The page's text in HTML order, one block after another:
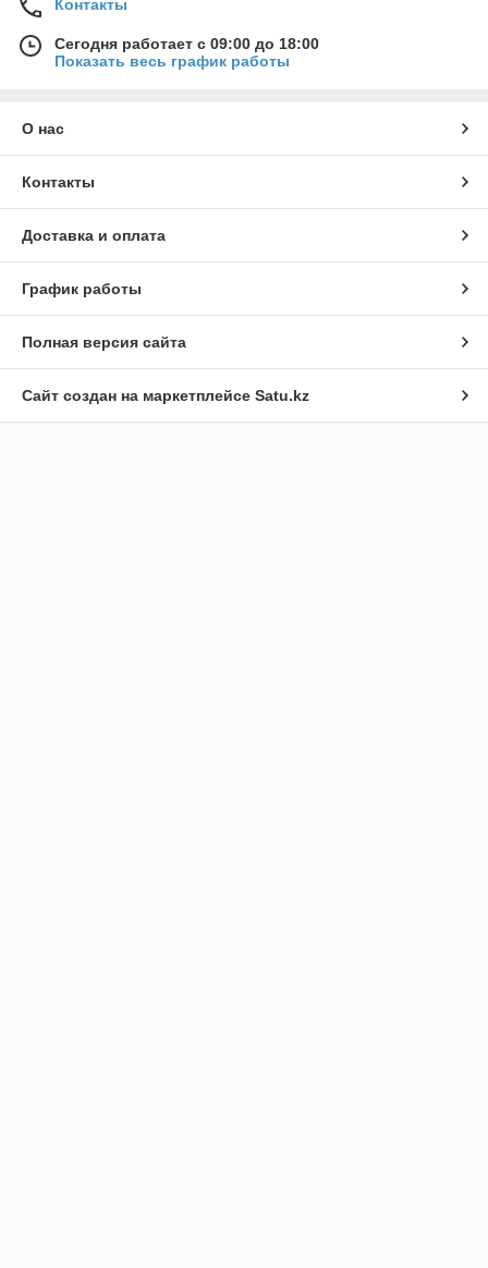
Контакты
Сегодня работает с 09:00 до 18:00
Показать весь график работы
О нас
Контакты
Доставка и оплата
График работы
Полная версия сайта
Сайт создан на маркетплейсе Satu.kz